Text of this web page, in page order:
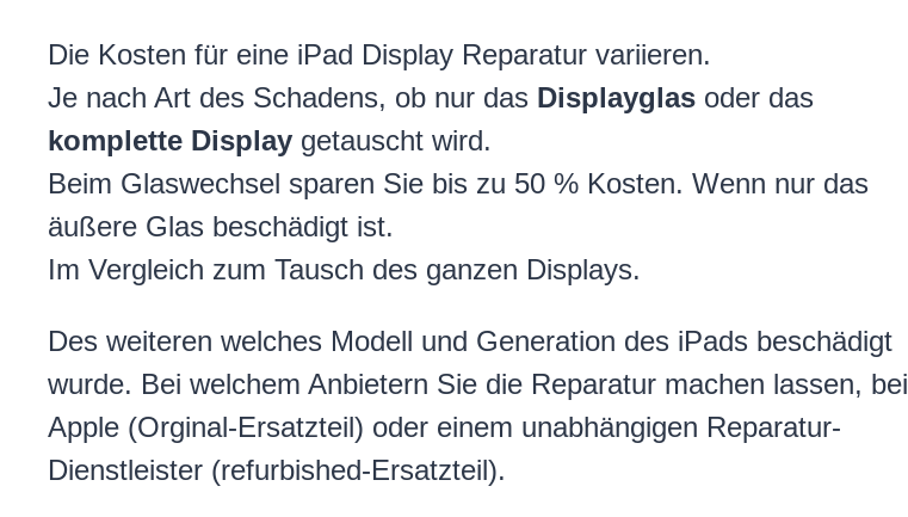
Die Kosten für eine iPad Display Reparatur variieren.
Je nach Art des Schadens, ob nur das Displayglas oder das
komplette Display getauscht wird.
Beim Glaswechsel sparen Sie bis zu 50 % Kosten. Wenn nur das
äußere Glas beschädigt ist.
Im Vergleich zum Tausch des ganzen Displays.
Des weiteren welches Modell und Generation des iPads beschädigt
wurde. Bei welchem Anbietern Sie die Reparatur machen lassen, bei
Apple (Orginal-Ersatzteil) oder einem unabhängigen Reparatur-
Dienstleister (refurbished-Ersatzteil).